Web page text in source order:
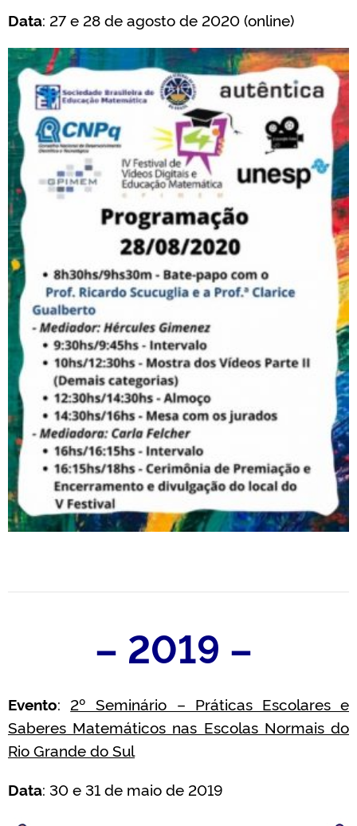
Data: 27 e 28 de agosto de 2020 (online)
– 2019 –
Evento: 2º Seminário – Práticas Escolares e
Saberes Matemáticos nas Escolas Normais do
Rio Grande do Sul
Data: 30 e 31 de maio de 2019